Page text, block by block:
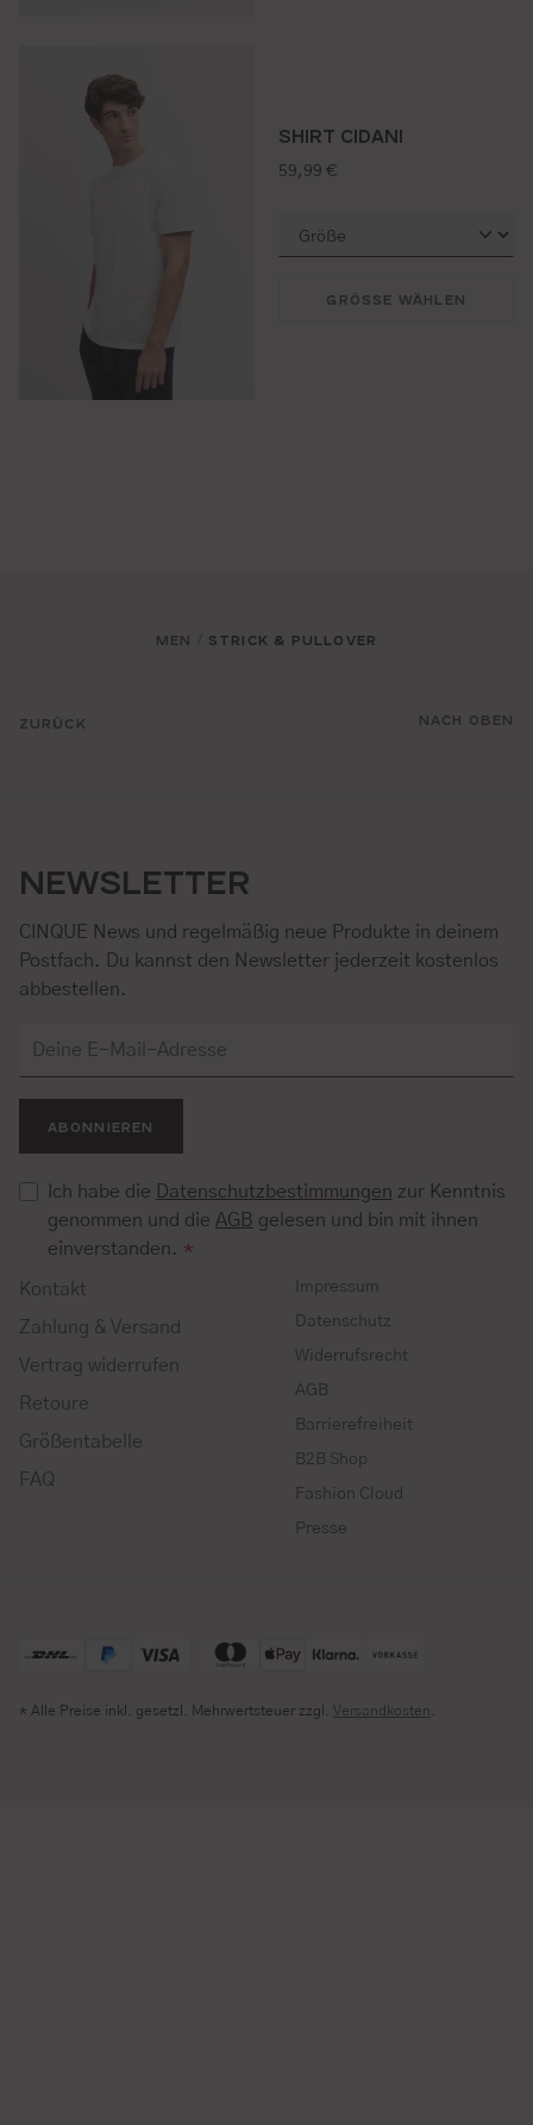
SHIRT CIDANI
regulärer preis:
59,99 €
GRÖSSE WÄHLEN
ZURÜCK
MEN STRICK & PULLOVER
NACH OBEN
NEWSLETTER
CINQUE News und regelmäßig neue Produkte in deinem
Postfach. Du kannst den Newsletter jederzeit kostenlos
abbestellen.
ABONNIEREN
Ich habe die Datenschutzbestimmungen zur Kenntnis
genommen und die AGB gelesen und bin mit ihnen
einverstanden. *
Kontakt
Zahlung & Versand
Vertrag widerrufen
Retoure
Größentabelle
FAQ
Impressum
Datenschutz
Widerrufsrecht
AGB
Barrierefreiheit
B2B Shop
Fashion Cloud
Presse
* Alle Preise inkl. gesetzl. Mehrwertsteuer zzgl. Versandkosten